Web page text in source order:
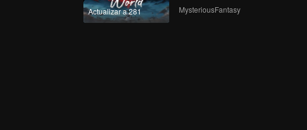
Actualizar a 281 MysteriousFantasy